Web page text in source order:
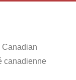
Canadian
canadienne